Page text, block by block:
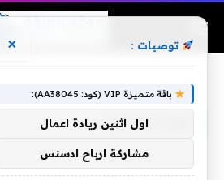
بغداد بونجاح
توصيات : ×
باقة متميزة VIP (كود: AA38045):
اول اثنين ريادة اعمال
مشاركة ارباح ادسنس